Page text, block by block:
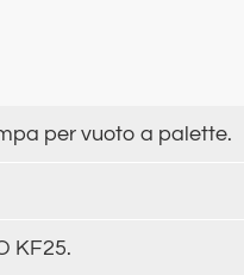
per vuoto a palette.
KF25.